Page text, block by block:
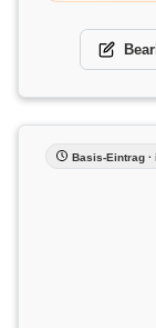
Basis-Eintrag